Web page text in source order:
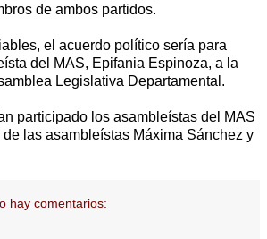
de ambos partidos.
el acuerdo político sería para
del MAS, Epifania Espinoza, a la
Legislativa Departamental.
participado los asambleístas del MAS
las asambleístas Máxima Sánchez y
hay comentarios: